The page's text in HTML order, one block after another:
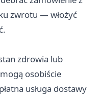
zwrotu — włożyć
zdrowia lub
osobiście
usługa dostawy